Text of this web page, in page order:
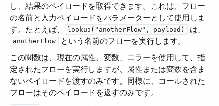
し、結果のペイロードを取得できます。これは、フロー
の名前と入力ペイロードをパラメーターとして使用しま
す。たとえば、​
lookup("anotherFlow", payload) ​ は、​
anotherFlow
​ という名前のフローを実行します。
この関数は、現在の属性、変数、エラーを使用して、指
定されたフローを実行しますが、属性または変数を含ま
ないペイロードを渡すのみです。同様に、コールされた
フローはそのペイロードを返すのみです。